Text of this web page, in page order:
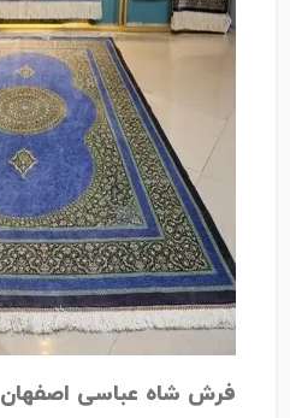
فرش شاه عباسی اصفهان